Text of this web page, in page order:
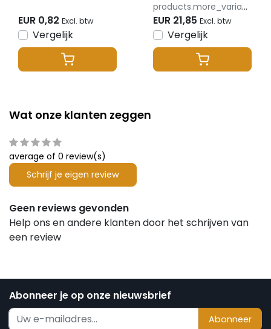
EUR 0,82 Excl. btw
Vergelijk
products.more_variants_available
EUR 21,85 Excl. btw
Vergelijk
Wat onze klanten zeggen
average of 0 review(s)
Schrijf je eigen review
Geen reviews gevonden
Help ons en andere klanten door het schrijven van
een review
Abonneer je op onze nieuwsbrief
Abonneer